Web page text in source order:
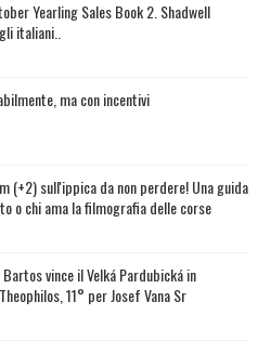
Yearling Sales Book 2. Shadwell
italiani..
ma con incentivi
(+2) sull'ippica da non perdere! Una guida
o chi ama la filmografia delle corse
vince il Velká Pardubická in
11° per Josef Vana Sr